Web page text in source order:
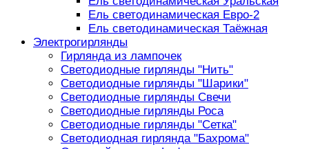
Ель светодинамическая Евро-2
Ель светодинамическая Таёжная
Электрогирлянды
Гирлянда из лампочек
Светодиодные гирлянды "Нить"
Светодиодные гирлянды "Шарики"
Светодиодные гирлянды Свечи
Светодиодные гирлянды Роса
Светодиодные гирлянды "Сетка"
Светодиодная гирлянда "Бахрома"